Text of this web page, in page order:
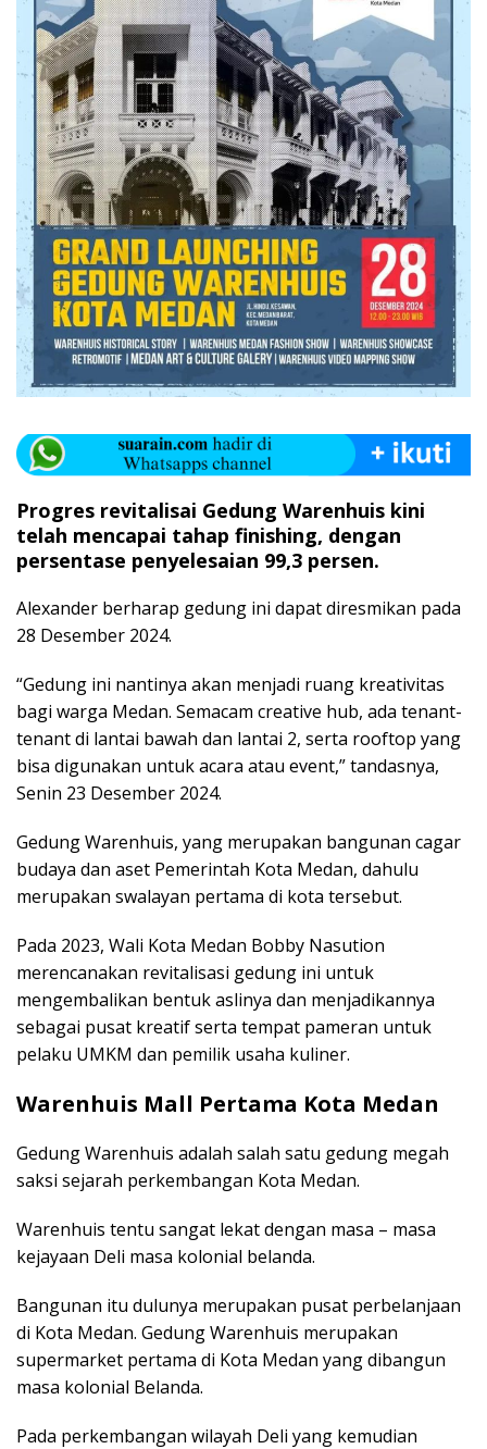
Progres revitalisai Gedung Warenhuis kini
telah mencapai tahap finishing, dengan
persentase penyelesaian 99,3 persen.
Alexander berharap gedung ini dapat diresmikan pada
28 Desember 2024.
“Gedung ini nantinya akan menjadi ruang kreativitas
bagi warga Medan. Semacam creative hub, ada tenant-
tenant di lantai bawah dan lantai 2, serta rooftop yang
bisa digunakan untuk acara atau event,” tandasnya,
Senin 23 Desember 2024.
Gedung Warenhuis, yang merupakan bangunan cagar
budaya dan aset Pemerintah Kota Medan, dahulu
merupakan swalayan pertama di kota tersebut.
Pada 2023, Wali Kota Medan Bobby Nasution
merencanakan revitalisasi gedung ini untuk
mengembalikan bentuk aslinya dan menjadikannya
sebagai pusat kreatif serta tempat pameran untuk
pelaku UMKM dan pemilik usaha kuliner.
Warenhuis Mall Pertama Kota Medan
Gedung Warenhuis adalah salah satu gedung megah
saksi sejarah perkembangan Kota Medan.
Warenhuis tentu sangat lekat dengan masa – masa
kejayaan Deli masa kolonial belanda.
Bangunan itu dulunya merupakan pusat perbelanjaan
di Kota Medan. Gedung Warenhuis merupakan
supermarket pertama di Kota Medan yang dibangun
masa kolonial Belanda.
Pada perkembangan wilayah Deli yang kemudian